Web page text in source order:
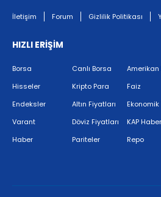
İletişim Forum Gizlilik Politikası
HIZLI ERİŞİM
Borsa
Hisseler
Endeksler
Varant
Haber
Canlı Borsa
Kripto Para
Altın Fiyatları
Döviz Fiyatları
Pariteler
Amerikan
Faiz
KAP
Repo